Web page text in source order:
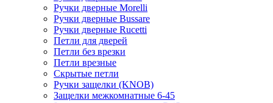
Ручки дверные Morelli
Ручки дверные Bussare
Ручки дверные Rucetti
Петли для дверей
Петли без врезки
Петли врезные
Скрытые петли
Ручки защелки (KNOB)
Защелки межкомнатные 6-45